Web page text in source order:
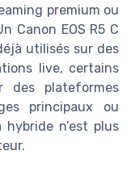
premium ou
Canon EOS R5 C
utilisés sur des
live, certains
des plateformes
principaux ou
n’est plus